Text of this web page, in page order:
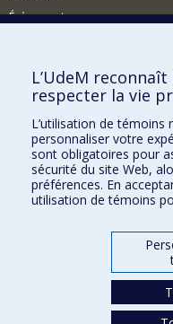
Événements
BESOIN D'AIDE?
Plan du site
Signaler une erreur
Accessibilité
FACULTÉ DES ARTS ET DES
Nos programmes et cours
L’UdeM
respecter la vie
L’utilisation de témoins
personnaliser votre
sont obligatoires pour
sécurité du site Web,
préférences. En
utilisation de témoins